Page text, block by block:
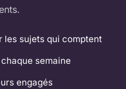
les sujets qui comptent
semaine
engagés